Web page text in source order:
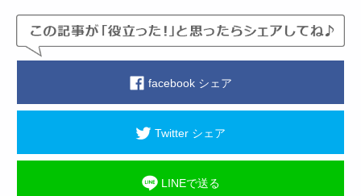
facebook シェア
Twitter シェア
LINEで送る